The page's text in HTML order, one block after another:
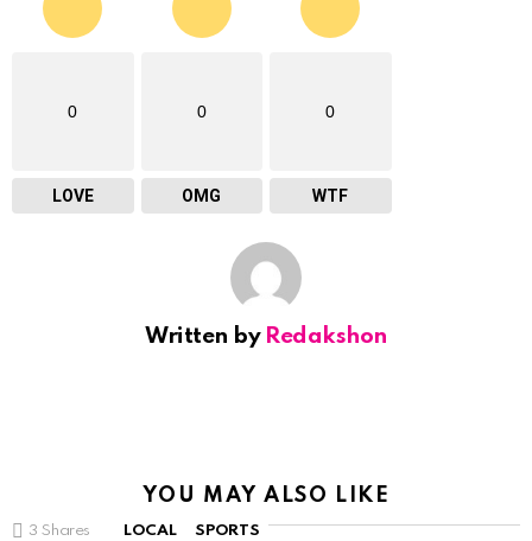
0
LOVE
0
OMG
0
WTF
Written by Redakshon
YOU MAY ALSO LIKE
3 Shares LOCAL SPORTS